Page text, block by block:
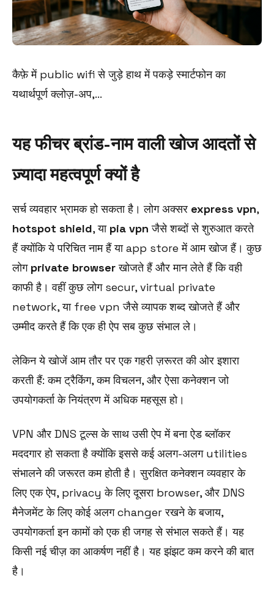
कैफ़े में public wifi से जुड़े हाथ में पकड़े स्मार्टफोन का
यथार्थपूर्ण क्लोज़-अप,...
यह फीचर ब्रांड-नाम वाली खोज आदतों से
ज़्यादा महत्वपूर्ण क्यों है
सर्च व्यवहार भ्रामक हो सकता है। लोग अक्सर express vpn,
hotspot shield, या pia vpn जैसे शब्दों से शुरुआत करते
हैं क्योंकि ये परिचित नाम हैं या app store में आम खोज हैं। कुछ
लोग private browserखोजते हैं और मान लेते हैं कि वही
काफी है। वहीं कुछ लोग secur, virtual private
network, या free vpn जैसे व्यापक शब्द खोजते हैं और
उम्मीद करते हैं कि एक ही ऐप सब कुछ संभाल ले।
लेकिन ये खोजें आम तौर पर एक गहरी ज़रूरत की ओर इशारा
करती हैं: कम ट्रैकिंग, कम विचलन, और ऐसा कनेक्शन जो
उपयोगकर्ता के नियंत्रण में अधिक महसूस हो।
VPN और DNS टूल्स के साथ उसी ऐप में बना ऐड ब्लॉकर
मददगार हो सकता है क्योंकि इससे कई अलग-अलग utilities
संभालने की जरूरत कम होती है। सुरक्षित कनेक्शन व्यवहार के
लिए एक ऐप, privacy के लिए दूसरा browser, और DNS
मैनेजमेंट के लिए कोई अलग changer रखने के बजाय,
उपयोगकर्ता इन कामों को एक ही जगह से संभाल सकते हैं। यह
किसी नई चीज़ का आकर्षण नहीं है। यह झंझट कम करने की बात
है।